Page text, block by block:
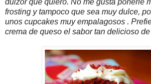
dulzor que quiero. No me gusta ponerle
frosting y tampoco que sea muy dulce,
unos cupcakes muy empalagosos .
crema de queso el sabor tan delicioso